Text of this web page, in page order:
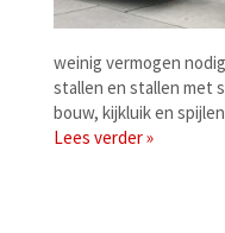
weinig vermogen
stallen en stallen met
bouw, kijkluik en
Lees verder »